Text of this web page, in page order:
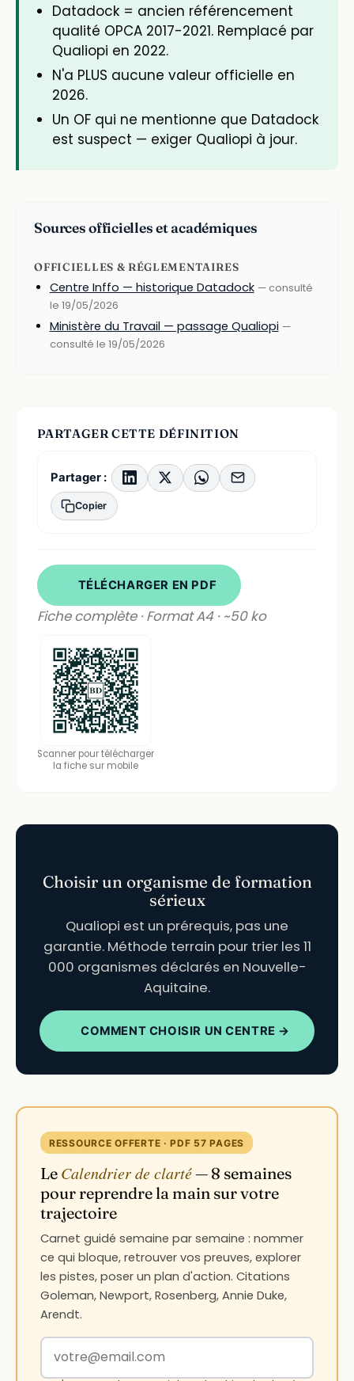
Datadock = ancien référencement
qualité OPCA 2017-2021. Remplacé par
Qualiopi en 2022.
N'a PLUS aucune valeur officielle en
2026.
Un OF qui ne mentionne que Datadock
est suspect — exiger Qualiopi à jour.
Sources officielles et académiques
OFFICIELLES & RÉGLEMENTAIRES
Centre Inffo — historique Datadock — consulté
le 19/05/2026
Ministère du Travail — passage Qualiopi —
consulté le 19/05/2026
PARTAGER CETTE DÉFINITION
Partager :
Copier
TÉLÉCHARGER EN PDF
Fiche complète · Format A4 · ~50 ko
Scanner pour télécharger
la fiche sur mobile
Choisir un organisme de formation
sérieux
Qualiopi est un prérequis, pas une
garantie. Méthode terrain pour trier les 11
000 organismes déclarés en Nouvelle-
Aquitaine.
COMMENT CHOISIR UN CENTRE →
RESSOURCE OFFERTE · PDF 57 PAGES
Le Calendrier de clarté— 8 semaines
pour reprendre la main sur votre
trajectoire
Carnet guidé semaine par semaine : nommer
ce qui bloque, retrouver vos preuves, explorer
les pistes, poser un plan d'action. Citations
Goleman, Newport, Rosenberg, Annie Duke,
Arendt.
Votre adresse email